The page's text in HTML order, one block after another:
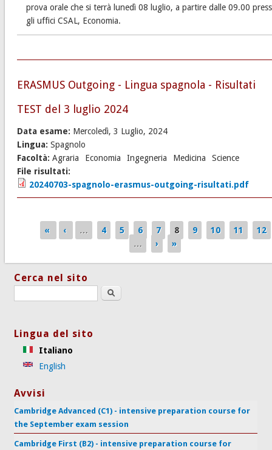
prova orale che si terrà lunedì 08 luglio, a partire dalle 09.00
gli uffici CSAL, Economia.
ERASMUS Outgoing - Lingua spagnola - Risultati
TEST del 3 luglio 2024
Data esame: Mercoledì, 3 Luglio, 2024
Lingua: Spagnolo
Facoltà: Agraria Economia Ingegneria Medicina
Science
File risultati:
20240703-spagnolo-erasmus-outgoing-risultati.pdf
Pagine
« ‹ … 4 5 6 7 8 9 10 11
12
…
› »
Cerca nel sito
Search this site
Lingua del sito
Italiano
English
Avvisi
Cambridge Advanced (C1) - intensive preparation course for
the September exam session
Cambridge First (B2) - intensive preparation course for